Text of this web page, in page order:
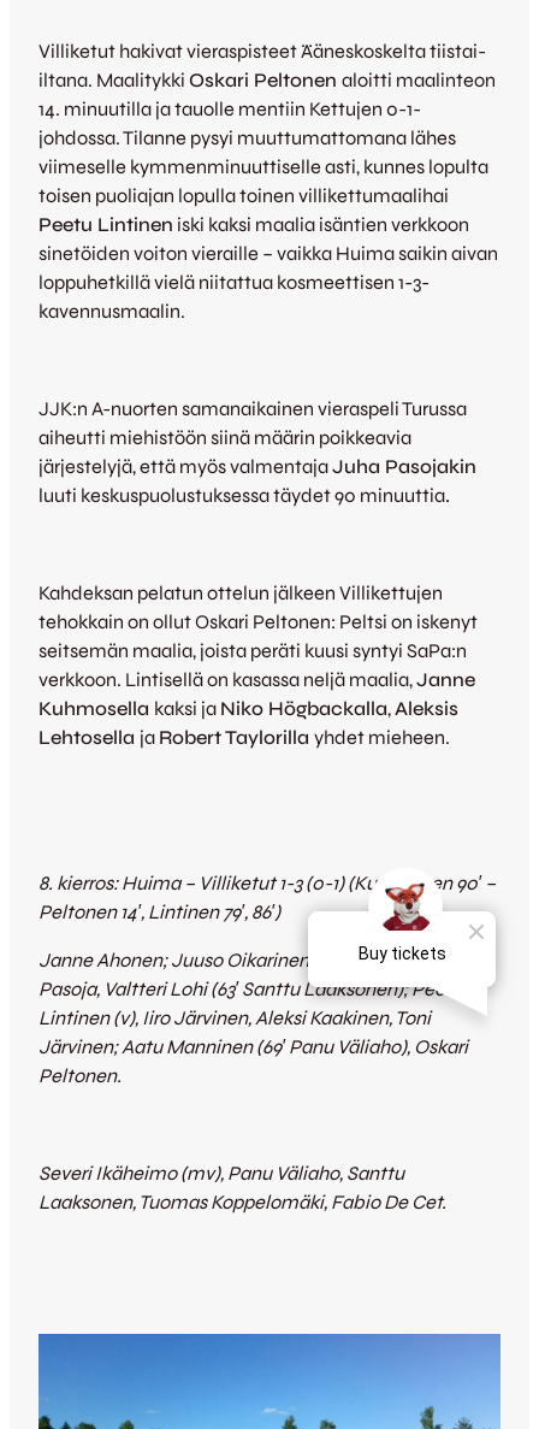
Villiketut hakivat vieraspisteet Ääneskoskelta tiistai-
iltana. Maalitykki Oskari Peltonen aloitti maalinteon
14. minuutilla ja tauolle mentiin Kettujen 0-1-
johdossa. Tilanne pysyi muuttumattomana lähes
viimeselle kymmenminuuttiselle asti, kunnes lopulta
toisen puoliajan lopulla toinen villikettumaalihai
Peetu Lintinen iski kaksi maalia isäntien verkkoon
sinetöiden voiton vieraille – vaikka Huima saikin aivan
loppuhetkillä vielä niitattua kosmeettisen 1-3-
kavennusmaalin.
JJK:n A-nuorten samanaikainen vieraspeli Turussa
aiheutti miehistöön siinä määrin poikkeavia
järjestelyjä, että myös valmentajaJuha Pasojakin
luuti keskuspuolustuksessa täydet 90 minuuttia.
Kahdeksan pelatun ottelun jälkeen Villikettujen
tehokkain on ollut Oskari Peltonen: Peltsi on iskenyt
seitsemän maalia, joista peräti kuusi syntyi SaPa:n
verkkoon. Lintisellä on kasassa neljä maalia,Janne
Kuhmosella kaksi ja Niko Högbackalla,Aleksis
Lehtosella ja Robert Taylorilla yhdet mieheen.
8. kierros: Huima – Villiketut 1-3 (0-1) (Kuupponen 90′ –
Peltonen 14′, Lintinen 79′, 86′)
Janne Ahonen; Juuso Oikarinen, Severi Vielma, Juha
Pasoja, Valtteri Lohi (63′ Santtu Laaksonen); Peetu
Lintinen (v), Iiro Järvinen,Aleksi Kaakinen, Toni
Järvinen; Aatu Manninen (69′ Panu Väliaho), Oskari
Peltonen.
Severi Ikäheimo (mv), Panu Väliaho, Santtu
Laaksonen, Tuomas Koppelomäki, Fabio De Cet.